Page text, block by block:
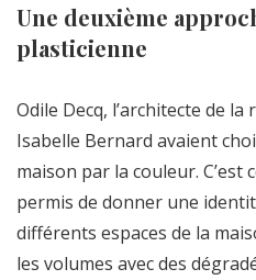
Une deuxième
plasticienne
Odile Decq, l’architecte de
Isabelle Bernard avaient
maison par la couleur. C’est
permis de donner une
différents espaces de la
les volumes avec des